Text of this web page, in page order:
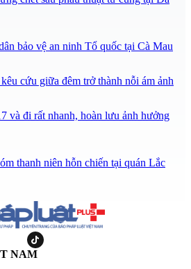
bảo vệ an ninh Tổ quốc tại Cà Mau
cứu giữa đêm trở thành nỗi ám ảnh
và đi rất nhanh, hoàn lưu ảnh hưởng
thanh niên hỗn chiến tại quán Lắc
NAM